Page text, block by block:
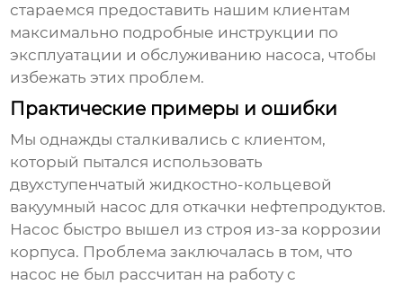
стараемся предоставить нашим клиентам
максимально подробные инструкции по
эксплуатации и обслуживанию насоса, чтобы
избежать этих проблем.
Практические примеры и ошибки
Мы однажды сталкивались с клиентом,
который пытался использовать
двухступенчатый жидкостно-кольцевой
вакуумный насос для откачки нефтепродуктов.
Насос быстро вышел из строя из-за коррозии
корпуса. Проблема заключалась в том, что
насос не был рассчитан на работу с